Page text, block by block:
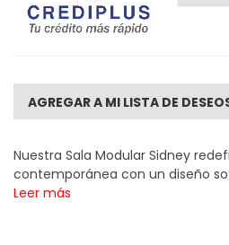
AGREGAR A MI LISTA DE
Nuestra Sala Modular Sidney
contemporánea con un diseño
Leer más